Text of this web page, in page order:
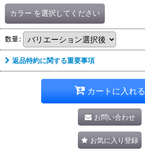
カラー を選択してください
数量:
返品特約に関する重要事項
カートに入れる
お問い合わせ
お気に入り登録